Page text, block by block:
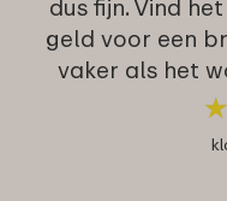
dus fijn. Vind
geld voor een
vaker als het
★
★